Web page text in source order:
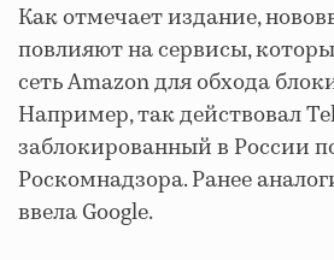
Как отмечает издание,
повлияют на сервисы,
сеть Amazon для обхода
Например, так действовал
заблокированный в России
Роскомнадзора. Ранее
ввела Google.